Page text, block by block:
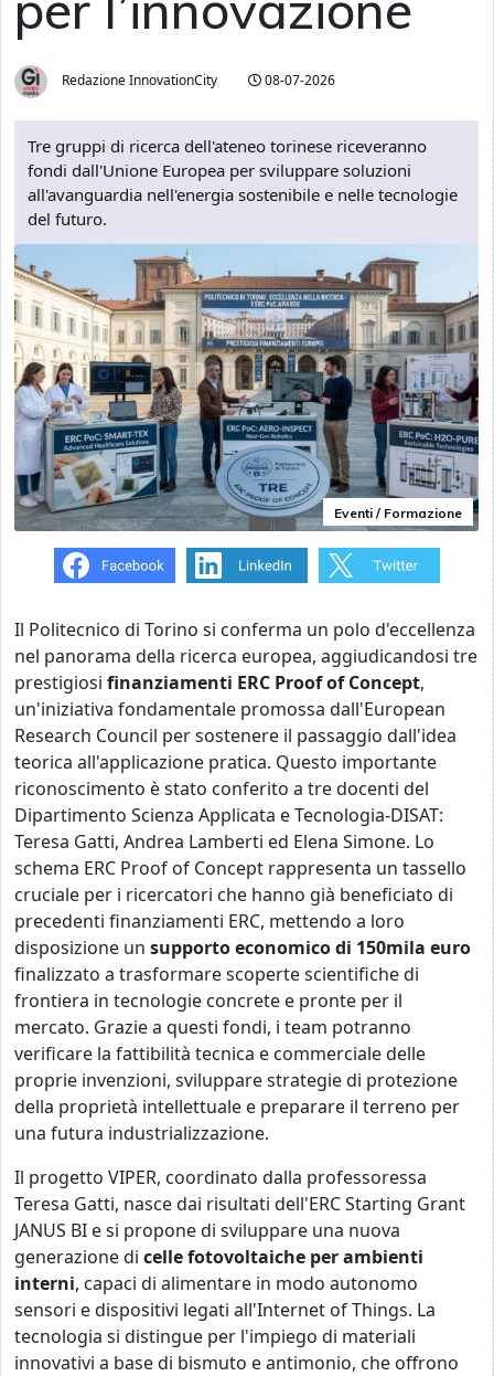
Redazione InnovationCity 08-07-2026
Tre gruppi di ricerca dell'ateneo torinese riceveranno
fondi dall'Unione Europea per sviluppare soluzioni
all'avanguardia nell'energia sostenibile e nelle tecnologie
del futuro.
Eventi / Formazione
Il Politecnico di Torino si conferma un polo d'eccellenza
nel panorama della ricerca europea, aggiudicandosi tre
prestigiosi finanziamenti ERC Proof of Concept,
un'iniziativa fondamentale promossa dall'European
Research Council per sostenere il passaggio dall'idea
teorica all'applicazione pratica. Questo importante
riconoscimento è stato conferito a tre docenti del
Dipartimento Scienza Applicata e Tecnologia-DISAT:
Teresa Gatti, Andrea Lamberti ed Elena Simone. Lo
schema ERC Proof of Concept rappresenta un tassello
cruciale per i ricercatori che hanno già beneficiato di
precedenti finanziamenti ERC, mettendo a loro
disposizione un supporto economico di 150mila euro
finalizzato a trasformare scoperte scientifiche di
frontiera in tecnologie concrete e pronte per il
mercato. Grazie a questi fondi, i team potranno
verificare la fattibilità tecnica e commerciale delle
proprie invenzioni, sviluppare strategie di protezione
della proprietà intellettuale e preparare il terreno per
una futura industrializzazione.
Il progetto VIPER, coordinato dalla professoressa
Teresa Gatti, nasce dai risultati dell'ERC Starting Grant
JANUS BI e si propone di sviluppare una nuova
generazione di celle fotovoltaiche per ambienti
interni, capaci di alimentare in modo autonomo
sensori e dispositivi legati all'Internet of Things. La
tecnologia si distingue per l'impiego di materiali
innovativi a base di bismuto e antimonio, che offrono